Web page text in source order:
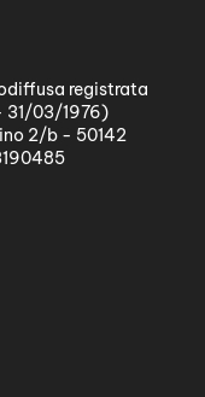
registrata
31/03/1976)
2/b - 50142